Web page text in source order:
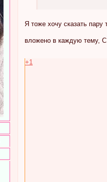
Я тоже хочу сказать
вложено в каждую
+1